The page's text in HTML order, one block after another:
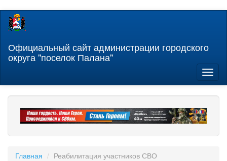
Перейти
содержанию
Официальный сайт администрации городского
округа "поселок Палана"
Главная Реабилитация участников СВО